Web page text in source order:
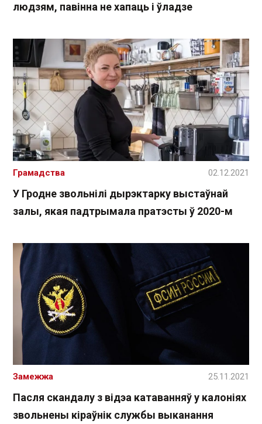
людзям, павінна не хапаць і ўладзе
У Гродне звольнілі дырэктарку выстаўнай
залы, якая падтрымала пратэсты ў 2020-м
Грамадства 02.12.2021
Пасля скандалу з відэа катаванняў у калоніях
звольнены кіраўнік службы выканання
Замежжа 25.11.2021